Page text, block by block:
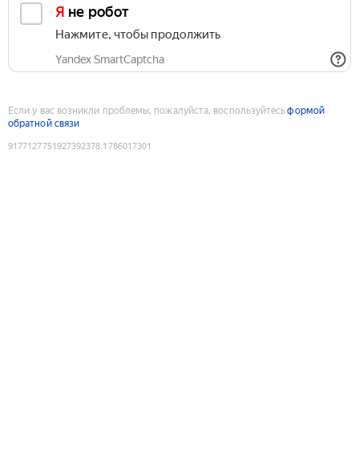
Я не робот
Нажмите, чтобы продолжить
Yandex SmartCaptcha
Если у вас возникли проблемы, пожалуйста, воспользуйтесьформой
обратной связи
9177127751927392378:1786017301